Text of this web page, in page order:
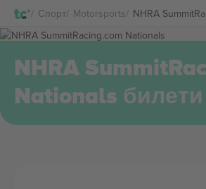
Спорт Motorsports NHRA
NHRA
Nationals билети